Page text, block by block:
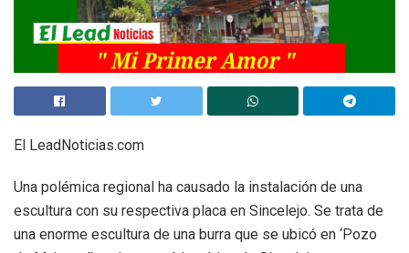
El LeadNoticias.com
Una polémica regional ha causado la instalación de una
escultura con su respectiva placa en Sincelejo. Se trata de
una enorme escultura de una burra que se ubicó en ‘Pozo